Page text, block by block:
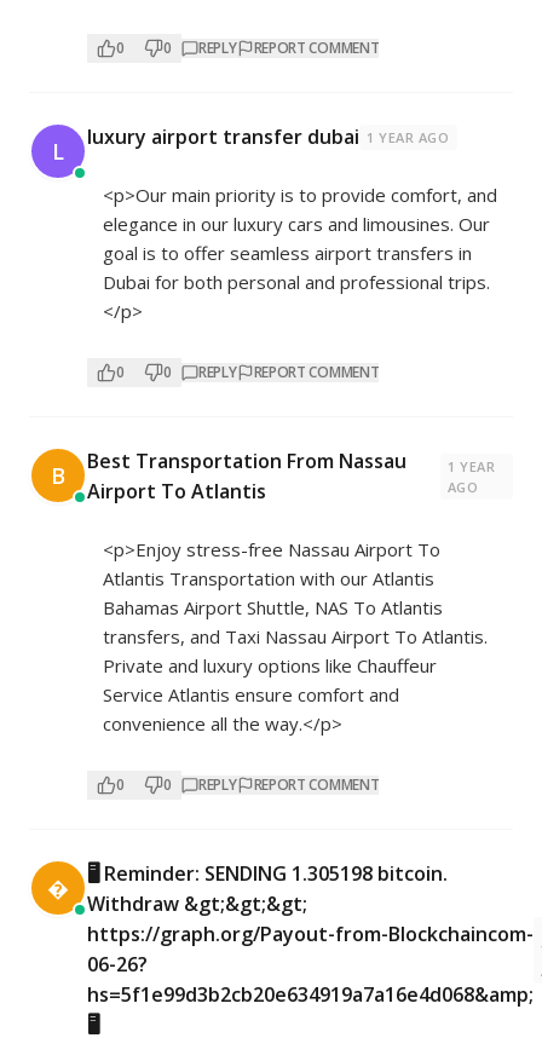
0 0 REPLY REPORT COMMENT
L luxury airport transfer dubai 1 YEAR AGO
<p>Our main priority is to provide comfort, and
elegance in our luxury cars and limousines. Our
goal is to offer seamless airport transfers in
Dubai for both personal and professional trips.
</p>
0 0 REPLY REPORT COMMENT
B
Best Transportation From Nassau
Airport To Atlantis
1 YEAR
AGO
<p>Enjoy stress-free Nassau Airport To
Atlantis Transportation with our Atlantis
Bahamas Airport Shuttle, NAS To Atlantis
transfers, and Taxi Nassau Airport To Atlantis.
Private and luxury options like Chauffeur
Service Atlantis ensure comfort and
convenience all the way.</p>
0 0 REPLY REPORT COMMENT

🖥 Reminder: SENDING 1.305198 bitcoin.
Withdraw &gt;&gt;&gt;
https://graph.org/Payout-from-Blockchaincom-
06-26?
hs=5f1e99d3b2cb20e634919a7a16e4d068&amp;
🖥